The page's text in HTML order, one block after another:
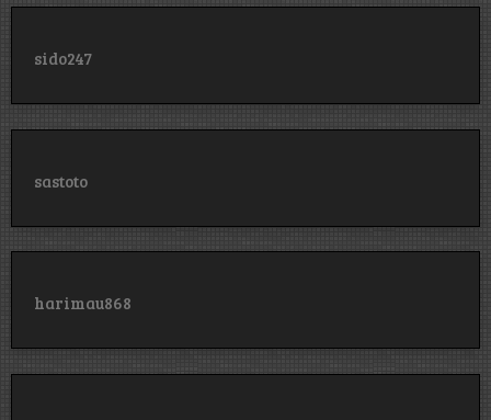
sido247
sastoto
harimau868